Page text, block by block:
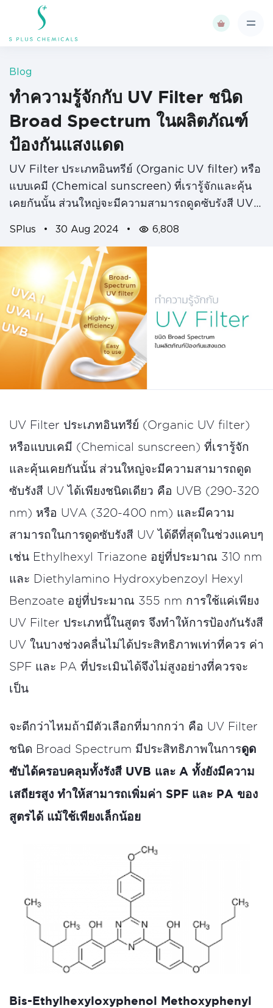
Blog
ทำความรู้จักกับ UV Filter ชนิด
Broad Spectrum ในผลิตภัณฑ์
ป้องกันแสงแดด
UV Filter ประเภทอินทรีย์ (Organic UV filter) หรือ
แบบเคมี (Chemical sunscreen) ที่เรารู้จักและคุ้น
เคยกันนั้น ส่วนใหญ่จะมีความสามารถดูดซับรังสี UV
UVA (320-400 nm) และมีความสามารถในการดูด
ซับรังสี UV ได้ดีที่สุดในช่วงแคบๆ…
SPlus • 30 Aug 2024 • 6,808
UV Filter ประเภทอินทรีย์ (Organic UV filter)
หรือแบบเคมี (Chemical sunscreen) ที่เรารู้จัก
และคุ้นเคยกันนั้น ส่วนใหญ่จะมีความสามารถดูด
ซับรังสี UV ได้เพียงชนิดเดียว คือ UVB (290-320
nm) หรือ UVA (320-400 nm) และมีความ
สามารถในการดูดซับรังสี UV ได้ดีที่สุดในช่วงแคบๆ
เช่น Ethylhexyl Triazone อยู่ที่ประมาณ 310 nm
และ Diethylamino Hydroxybenzoyl Hexyl
Benzoate อยู่ที่ประมาณ 355 nm การใช้แค่เพียง
UV Filter ประเภทนี้ในสูตร จึงทำให้การป้องกันรังสี
UV ในบางช่วงคลื่นไม่ได้ประสิทธิภาพเท่าที่ควร ค่า
SPF และ PA ที่ประเมินได้จึงไม่สูงอย่างที่ควรจะ
เป็น
จะดีกว่าไหมถ้ามีตัวเลือกที่มากกว่า คือ UV Filter
ชนิด Broad Spectrum มีประสิทธิภาพในการดูด
ซับได้ครอบคลุมทั้งรังสี UVB และ A ทั้งยังมีความ
เสถียรสูง ทำให้สามารถเพิ่มค่า SPF และ PA ของ
สูตรได้ แม้ใช้เพียงเล็กน้อย
Bis-Ethylhexyloxyphenol Methoxyphenyl